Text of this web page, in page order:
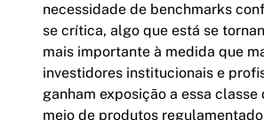
Risk Parity Momentum
DEFI11 DeFi
WEB311 Web3
necessidade de benchmarks
se crítica, algo que está se
mais importante à medida que
investidores institucionais e
ganham exposição a essa classe
meio de produtos